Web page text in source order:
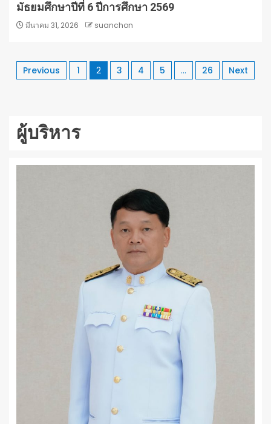
มัธยมศึกษาปีที่ 6 ปีการศึกษา 2569
มีนาคม 31, 2026 suanchon
Previous 1 2 3 4 5 … 26 Next
ผู้บริหาร